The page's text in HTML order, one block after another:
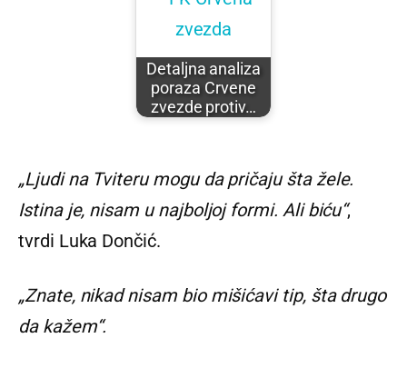
Detaljna analiza
poraza Crvene
zvezde protiv…
„Ljudi na Tviteru mogu da pričaju šta žele.
Istina je, nisam u najboljoj formi. Ali biću“,
tvrdi Luka Dončić.
„Znate, nikad nisam bio mišićavi tip, šta drugo
da kažem“.